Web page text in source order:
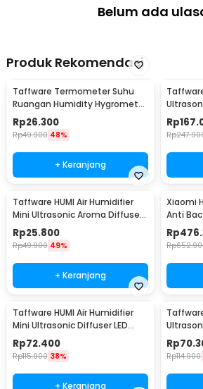
Belum ada
Produk Rekomendasi
Taffware Termometer Suhu
Ruangan Humidity Hygrometer
Clock Calendar - HTC-1
Rp26.300
Rp49.900 48%
+ Keranjang
Rp
Rp
Taffware HUMI Air Humidifier
Mini Ultrasonic Aroma Diffuser
130ml - H41
Rp25.800
Rp49.900 49%
+ Keranjang
Xiaomi
Anti
MCR-FLA
Rp
Rp
Taffware HUMI Air Humidifier
Mini Ultrasonic Diffuser LED
300ml Remote - H24
Rp72.400
Rp115.900 38%
+ Keranjang
with
Rp
Rp114.900